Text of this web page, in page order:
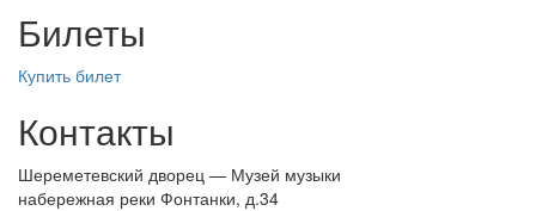
Билеты
Купить билет
Контакты
Шереметевский дворец — Музей музыки
набережная реки Фонтанки, д.34